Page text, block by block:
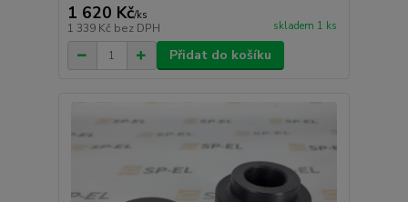
1 620 Kč/ks
1 339 Kč bez DPH skladem 1 ks
Přidat do košíku